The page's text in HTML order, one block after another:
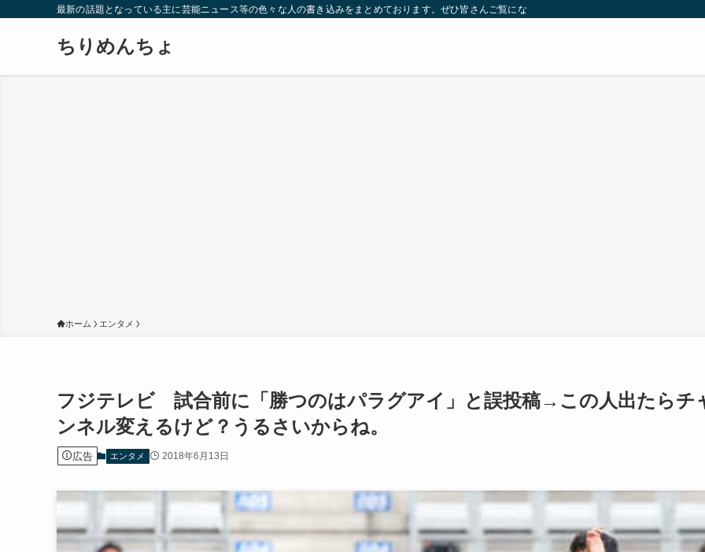
最新の話題となっている主に芸能ニュース等の色々な人の書き込みをまとめております。ぜひ皆さんご覧になっていってください。
ちりめんちょ
ホーム エンタメ
フジテレビ 試合前に「勝つのはパラグアイ」と誤投稿→この人出たらチ
ンネル変えるけど？うるさいからね。
広告 エンタメ 2018年6月13日